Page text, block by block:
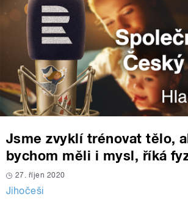
Jsme zvyklí trénovat tělo,
bychom měli i mysl, říká
27. říjen 2020
Jihočeši